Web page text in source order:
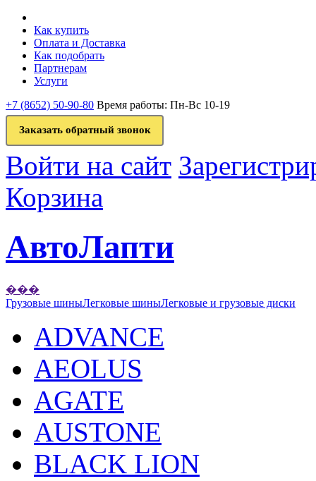
Как купить
Оплата и Доставка
Как подобрать
Партнерам
Услуги
+7 (8652) 50-90-80 Время работы: Пн-Вс 10-19
Заказать обратный звонок
Войти на сайт
Корзина
АвтоЛапти
���
Грузовые шиныЛегковые шиныЛегковые и грузовые диски
ADVANCE
AEOLUS
AGATE
AUSTONE
BLACK LION